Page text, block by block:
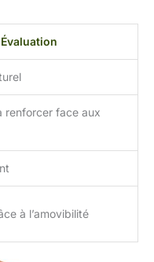
Évaluation
renforcer face aux
à l’amovibilité